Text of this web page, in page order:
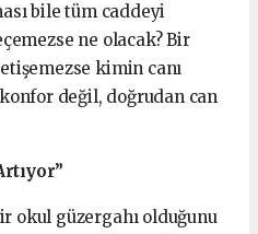
bile tüm caddeyi
ne olacak? Bir
kimin canı
değil, doğrudan can
okul güzergahı olduğunu